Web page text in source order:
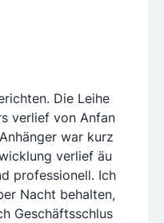
Die Leihe
verlief von Anfan
war kurz
verlief äu
professionell. Ich
Nacht behalten,
Geschäftsschlus